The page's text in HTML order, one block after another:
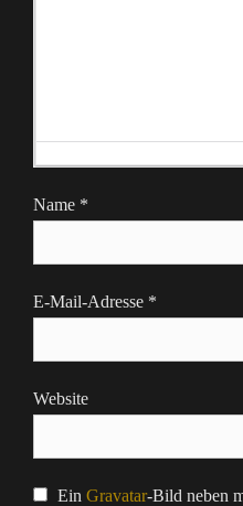
Name *
E-Mail-Adresse *
Website
Ein Gravatar-Bild neben